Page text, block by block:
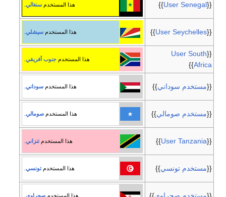
{{
User Senegal
}} هذا المستخدمسنغالي
{{
User Seychelles
}} هذا المستخدمسيشلي
{{
User South
Africa
}}
هذا المستخدمجنوب أفريقي
{{مستخدم سوداني}} هذا المستخدمسوداني
{{مستخدم صومالي}} هذا المستخدمصومالي
{{
User Tanzania
}} هذا المستخدمتنزاني
{{مستخدم تونسي}} هذا المستخدمتونسي
هذا المستخدمصحراوي